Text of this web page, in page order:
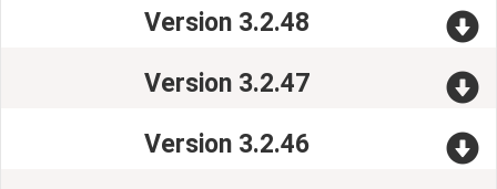
Version 3.2.48
Version 3.2.47
Version 3.2.46